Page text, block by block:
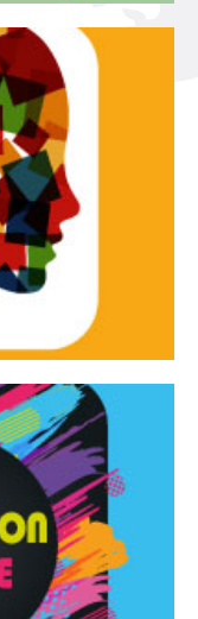
di teatro
– I Edizione